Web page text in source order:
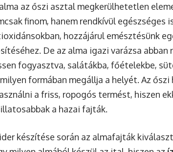
az őszi asztal megkerülhetetlen
finom, hanem rendkívül egészséges
hozzájárul emésztésünk
. De az alma igazi varázsa abban
fogyasztva, salátákba, főételekbe,
formában megállja a helyét. Az őszi
a friss, ropogós termést, hiszen
a hazai fajták.
készítése során az almafajták